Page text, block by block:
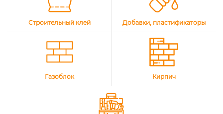
Строительный клей Добавки, пластификаторы
Газоблок Кирпич